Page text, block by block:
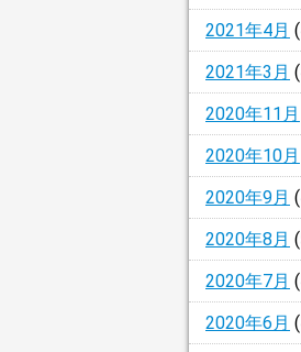
2021年4月
2021年3月
2020年11月
2020年10月
2020年9月
2020年8月
2020年7月
2020年6月